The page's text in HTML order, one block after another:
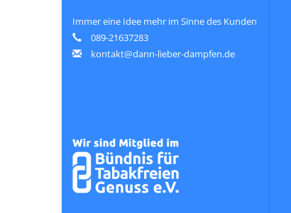
Immer eine Idee mehr im Sinne des Kunden
089-21637283
kontakt@dann-lieber-dampfen.de